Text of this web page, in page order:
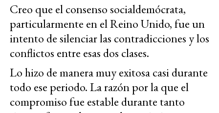
Creo que el consenso socialdemócrata,
particularmente en el Reino Unido, fue un
intento de silenciar las contradicciones y los
conflictos entre esas dos clases.
Lo hizo de manera muy exitosa casi durante
todo ese periodo. La razón por la que el
compromiso fue estable durante tanto